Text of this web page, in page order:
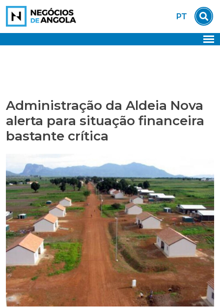
Skip
content
PT
Administração da Aldeia Nova
alerta para situação financeira
bastante crítica